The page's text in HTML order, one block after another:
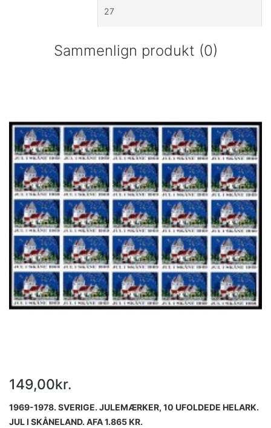
Sammenlign produkt (0)
149,00kr.
1969-1978. SVERIGE. JULEMÆRKER, 10 UFOLDEDE HELARK.
JUL I SKÅNELAND. AFA 1.865 KR.